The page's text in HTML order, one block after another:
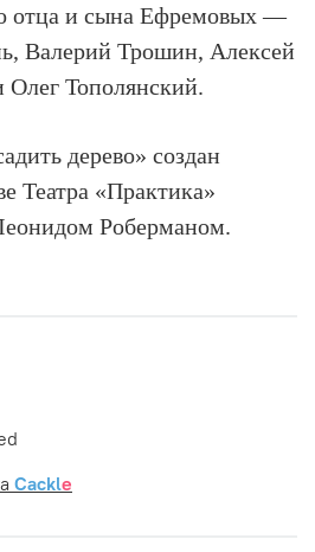
отца и сына Ефремовых —
Валерий Трошин, Алексей
Олег Тополянский.
дерево» создан
Театра «Практика»
Роберманом.
Cackle